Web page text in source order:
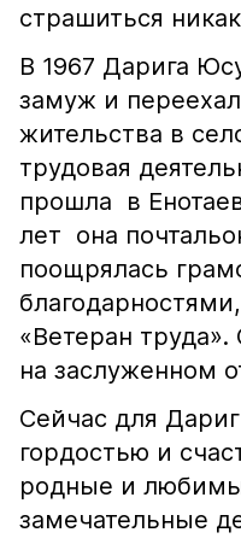
страшиться
В 1967 Дарига
замуж и
жительства в
трудовая
прошла в
лет она
поощрялась
«Ветеран труда».
на заслуженном
Сейчас для
гордостью и
родные и
замечательные